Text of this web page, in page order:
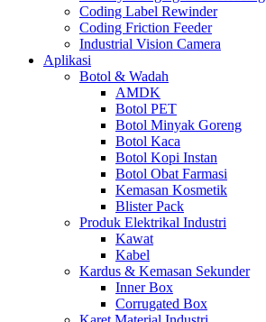
Coding Label Rewinder
Coding Friction Feeder
Industrial Vision Camera
Aplikasi
Botol & Wadah
AMDK
Botol PET
Botol Minyak Goreng
Botol Kaca
Botol Kopi Instan
Botol Obat Farmasi
Kemasan Kosmetik
Blister Pack
Produk Elektrikal Industri
Kawat
Kabel
Kardus & Kemasan Sekunder
Inner Box
Corrugated Box